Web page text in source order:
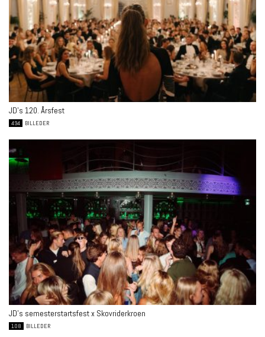
JD’s 120. Årsfest
494 BILLEDER
JD’s semesterstartsfest x Skovriderkroen
108 BILLEDER